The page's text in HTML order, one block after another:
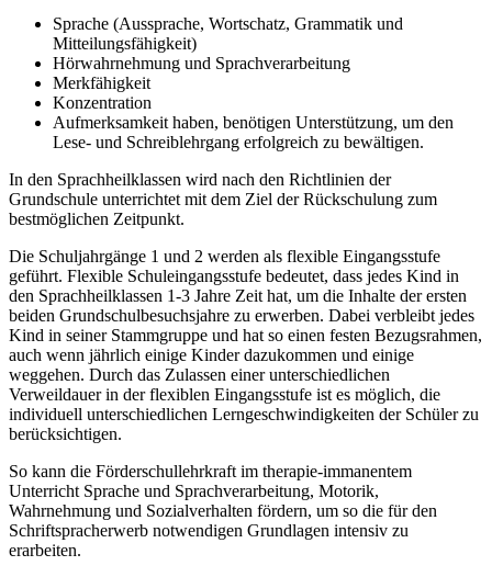
Sprache (Aussprache, Wortschatz, Grammatik und
Mitteilungsfähigkeit)
Hörwahrnehmung und Sprachverarbeitung
Merkfähigkeit
Konzentration
Aufmerksamkeit haben, benötigen Unterstützung, um den
Lese- und Schreiblehrgang erfolgreich zu bewältigen.
In den Sprachheilklassen wird nach den Richtlinien der
Grundschule unterrichtet mit dem Ziel der Rückschulung zum
bestmöglichen Zeitpunkt.
Die Schuljahrgänge 1 und 2 werden als flexible Eingangsstufe
geführt. Flexible Schuleingangsstufe bedeutet, dass jedes Kind in
den Sprachheilklassen 1-3 Jahre Zeit hat, um die Inhalte der ersten
beiden Grundschulbesuchsjahre zu erwerben. Dabei verbleibt jedes
Kind in seiner Stammgruppe und hat so einen festen Bezugsrahmen,
auch wenn jährlich einige Kinder dazukommen und einige
weggehen. Durch das Zulassen einer unterschiedlichen
Verweildauer in der flexiblen Eingangsstufe ist es möglich, die
individuell unterschiedlichen Lerngeschwindigkeiten der Schüler zu
berücksichtigen.
So kann die Förderschullehrkraft im therapie-immanentem
Unterricht Sprache und Sprachverarbeitung, Motorik,
Wahrnehmung und Sozialverhalten fördern, um so die für den
Schriftspracherwerb notwendigen Grundlagen intensiv zu
erarbeiten.